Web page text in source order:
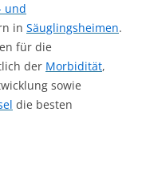
und
in Säuglingsheimen.
für die
der Morbidität,
sowie
die besten